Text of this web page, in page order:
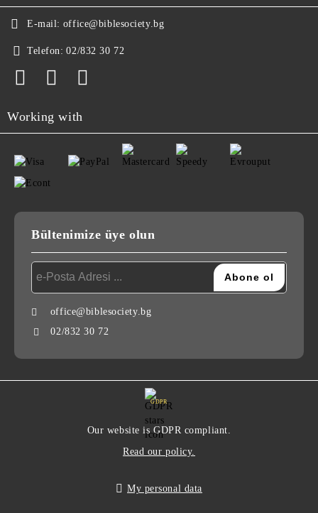
E-mail: office@biblesociety.bg
Telefon: 02/832 30 72
Working with
Bültenimize üye olun
office@biblesociety.bg
02/832 30 72
GDPR
Our website is GDPR compliant.
Read our policy.
My personal data